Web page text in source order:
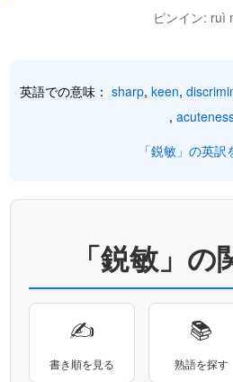
ピンイン: ruì
英語での意味： sharp, keen,
,
「鋭敏」の英訳
「鋭敏」
✍
書き順を見る
📚
熟語を探す